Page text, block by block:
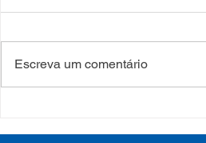
SETEC, realiza Assembleia e
Escreva um comentário